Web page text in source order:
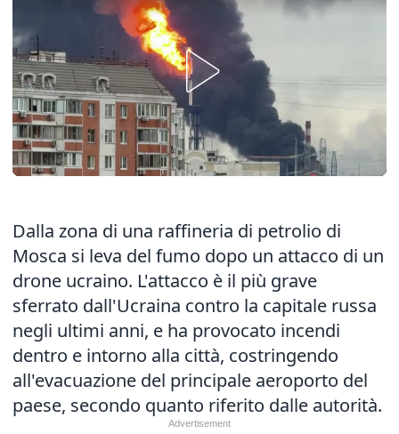
Dalla zona di una raffineria di petrolio di
Mosca si leva del fumo dopo un attacco di un
drone ucraino. L'attacco è il più grave
sferrato dall'Ucraina contro la capitale russa
negli ultimi anni, e ha provocato incendi
dentro e intorno alla città, costringendo
all'evacuazione del principale aeroporto del
paese, secondo quanto riferito dalle autorità.